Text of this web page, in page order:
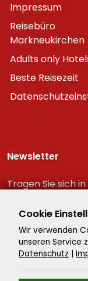
Impressum
Reisebüro
Markneukirchen
Adults only
Beste Reisezeit
Newsletter
Tragen Sie sich
Cookie
Wir verwenden
unseren Service
Datenschutz |